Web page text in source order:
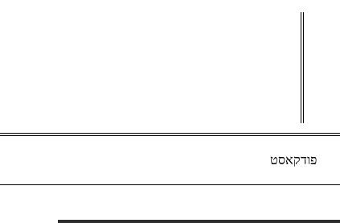
פודקאסט